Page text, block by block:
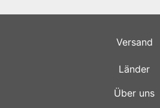
Versand
Länder
Über uns